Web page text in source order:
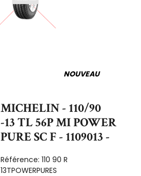
NOUVEAU
MICHELIN - 110/90
-13 TL 56P MI POWER
PURE SC F - 1109013 -
Référence:110 90 R
13TPOWERPURES